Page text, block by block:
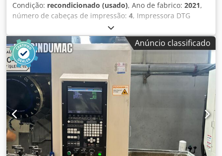
Condição: recondicionado (usado), Ano de fabrico: 2021,
número de cabeças de impressão: 4, Impressora DTG
Brother GTX 600 Ano 2021 Máquina em ótimo estado,
revista e acompanhada pelo concessionário Brother
Impressões : Cerca de 40000 Corpo principal, computador
e humidificador incluídos Máquina limpa antes do envio
Níveis de tinta à volta de 40% (2+) Limpeza de manutenção
completa Crodpfx Akovdkdcs Eef Incluído com o Brother
GTX 600 : 20L de pré-tratamento escuro Premium, algodão
escuro da SK Color ; 10L Pré-tratamento claro Premium,
Algodão CLARO da SK Color ; 100 folhas DTF 40x50cm ; 1 Kg
de pó DTF Premium. Entrega não incluída Possibilidade de
fazer lote com : - outras máquinas GTX 600 ou PRO BULK -
Máquinas de pré-tratamento - Secador de túnel Chiossi &
Cavazzuti
Anúncio classificado